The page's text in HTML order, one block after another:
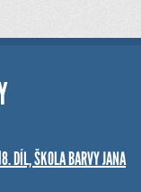
DÍL, ŠKOLA BARVY JANA